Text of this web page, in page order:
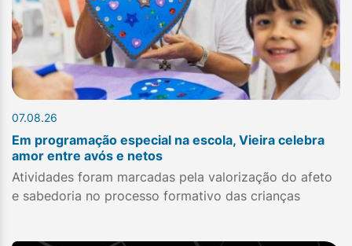
07.08.26
Em programação especial na escola, Vieira celebra
amor entre avós e netos
Atividades foram marcadas pela valorização do afeto
e sabedoria no processo formativo das crianças